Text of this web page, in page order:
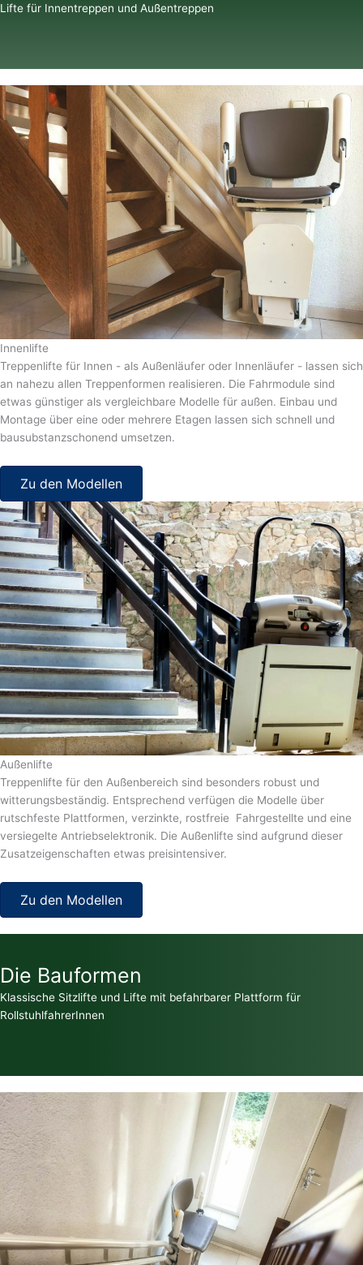
Lifte für Innentreppen und Außentreppen
Innenlifte
Treppenlifte für Innen - als Außenläufer oder Innenläufer - lassen sich
an nahezu allen Treppenformen realisieren. Die Fahrmodule sind
etwas günstiger als vergleichbare Modelle für außen. Einbau und
Montage über eine oder mehrere Etagen lassen sich schnell und
bausubstanzschonend umsetzen.
Zu den Modellen
Außenlifte
Treppenlifte für den Außenbereich sind besonders robust und
witterungsbeständig. Entsprechend verfügen die Modelle über
rutschfeste Plattformen, verzinkte, rostfreie Fahrgestellte und eine
versiegelte Antriebselektronik. Die Außenlifte sind aufgrund dieser
Zusatzeigenschaften etwas preisintensiver.
Zu den Modellen
Die Bauformen
Klassische Sitzlifte und Lifte mit befahrbarer Plattform für
RollstuhlfahrerInnen